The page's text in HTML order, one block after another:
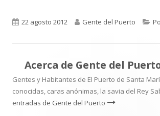
Publicado
22 agosto 2012 Autor
Gente del Puerto
Acerca de Gente del
Gentes y Habitantes de El Puerto de Santa
conocidas, caras anónimas, la savia del Rey
entradas de Gente del Puerto